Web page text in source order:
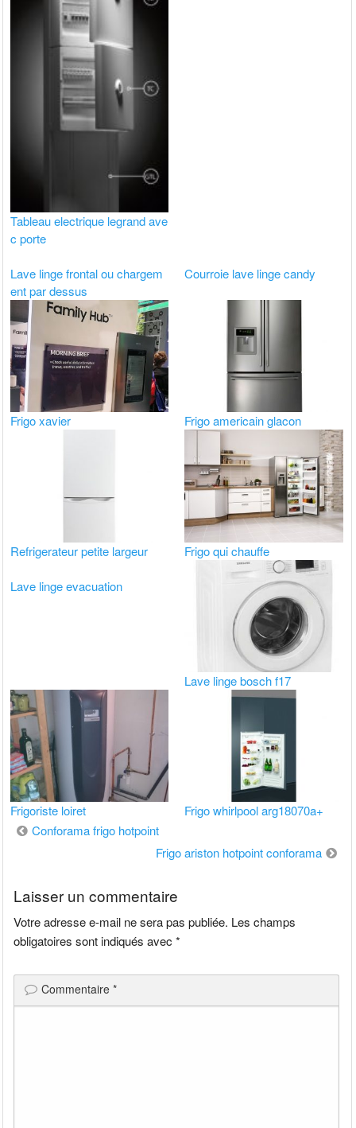
Tableau electrique legrand ave
c porte
Lave linge frontal ou chargem
ent par dessus
Courroie lave linge candy
Frigo xavier Frigo americain glacon
Refrigerateur petite largeur Frigo qui chauffe
Lave linge evacuation
Lave linge bosch f17
Frigoriste loiret Frigo whirlpool arg18070a+
Navigation
Conforama frigo hotpoint
Frigo ariston hotpoint conforama
Laisser un commentaire
Votre adresse e-mail ne sera pas publiée. Les champs
obligatoires sont indiqués avec*
Commentaire*